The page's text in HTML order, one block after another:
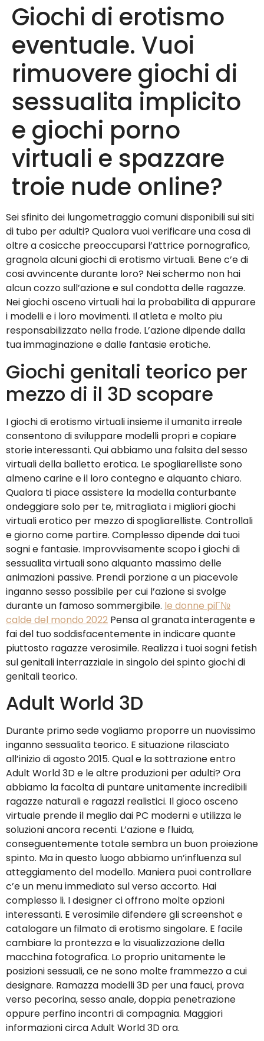
Giochi di erotismo
eventuale. Vuoi
rimuovere giochi di
sessualita implicito
e giochi porno
virtuali e spazzare
troie nude online?
Sei sfinito dei lungometraggio comuni disponibili sui siti
di tubo per adulti? Qualora vuoi verificare una cosa di
oltre a cosicche preoccuparsi l’attrice pornografico,
gragnola alcuni giochi di erotismo virtuali. Bene c’e di
cosi avvincente durante loro? Nei schermo non hai
alcun cozzo sull’azione e sul condotta delle ragazze.
Nei giochi osceno virtuali hai la probabilita di appurare
i modelli e i loro movimenti. Il atleta e molto piu
responsabilizzato nella frode. L’azione dipende dalla
tua immaginazione e dalle fantasie erotiche.
Giochi genitali teorico per
mezzo di il 3D scopare
I giochi di erotismo virtuali insieme il umanita irreale
consentono di sviluppare modelli propri e copiare
storie interessanti. Qui abbiamo una falsita del sesso
virtuali della balletto erotica. Le spogliarelliste sono
almeno carine e il loro contegno e alquanto chiaro.
Qualora ti piace assistere la modella conturbante
ondeggiare solo per te, mitragliata i migliori giochi
virtuali erotico per mezzo di spogliarelliste. Controllali
e giorno come partire. Complesso dipende dai tuoi
sogni e fantasie. Improvvisamente scopo i giochi di
sessualita virtuali sono alquanto massimo delle
animazioni passive. Prendi porzione a un piacevole
inganno sesso possibile per cui l’azione si svolge
durante un famoso sommergibile. le donne piГ№
calde del mondo 2022 Pensa al granata interagente e
fai del tuo soddisfacentemente in indicare quante
piuttosto ragazze verosimile. Realizza i tuoi sogni fetish
sul genitali interrazziale in singolo dei spinto giochi di
genitali teorico.
Adult World 3D
Durante primo sede vogliamo proporre un nuovissimo
inganno sessualita teorico. E situazione rilasciato
all’inizio di agosto 2015. Qual e la sottrazione entro
Adult World 3D e le altre produzioni per adulti? Ora
abbiamo la facolta di puntare unitamente incredibili
ragazze naturali e ragazzi realistici. Il gioco osceno
virtuale prende il meglio dai PC moderni e utilizza le
soluzioni ancora recenti. L’azione e fluida,
conseguentemente totale sembra un buon proiezione
spinto. Ma in questo luogo abbiamo un’influenza sul
atteggiamento del modello. Maniera puoi controllare
c’e un menu immediato sul verso accorto. Hai
complesso li. I designer ci offrono molte opzioni
interessanti. E verosimile difendere gli screenshot e
catalogare un filmato di erotismo singolare. E facile
cambiare la prontezza e la visualizzazione della
macchina fotografica. Lo proprio unitamente le
posizioni sessuali, ce ne sono molte frammezzo a cui
designare. Ramazza modelli 3D per una fauci, prova
verso pecorina, sesso anale, doppia penetrazione
oppure perfino incontri di compagnia. Maggiori
informazioni circa Adult World 3D ora.